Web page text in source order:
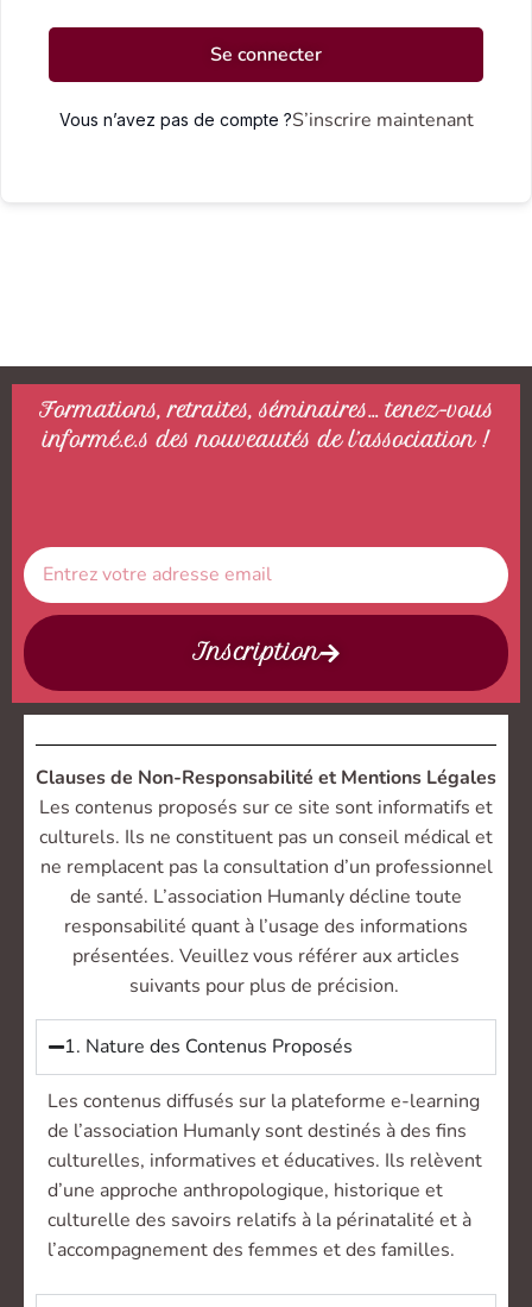
Se connecter
Vous n’avez pas de compte ?S’inscrire maintenant
Formations, retraites, séminaires… tenez-vous
informé.e.s des nouveautés de l’association !
Inscription
Clauses de Non-Responsabilité et Mentions Légales
Les contenus proposés sur ce site sont informatifs et
culturels. Ils ne constituent pas un conseil médical et
ne remplacent pas la consultation d’un professionnel
de santé. L’association Humanly décline toute
responsabilité quant à l’usage des informations
présentées. Veuillez vous référer aux articles
suivants pour plus de précision.
1. Nature des Contenus Proposés
Les contenus diffusés sur la plateforme e-learning
de l’association Humanly sont destinés à des fins
culturelles, informatives et éducatives. Ils relèvent
d’une approche anthropologique, historique et
culturelle des savoirs relatifs à la périnatalité et à
l’accompagnement des femmes et des familles.